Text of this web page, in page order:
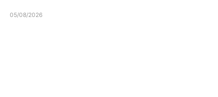
05/08/2026